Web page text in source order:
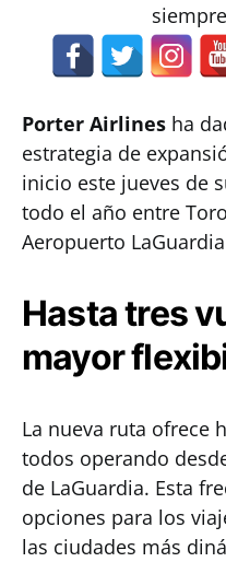
Porter Airlines ha
estrategia de
inicio este jueves de
todo el año entre
Aeropuerto
Hasta tres
mayor
La nueva ruta ofrece
todos operando
de LaGuardia. Esta
opciones para los
las ciudades más